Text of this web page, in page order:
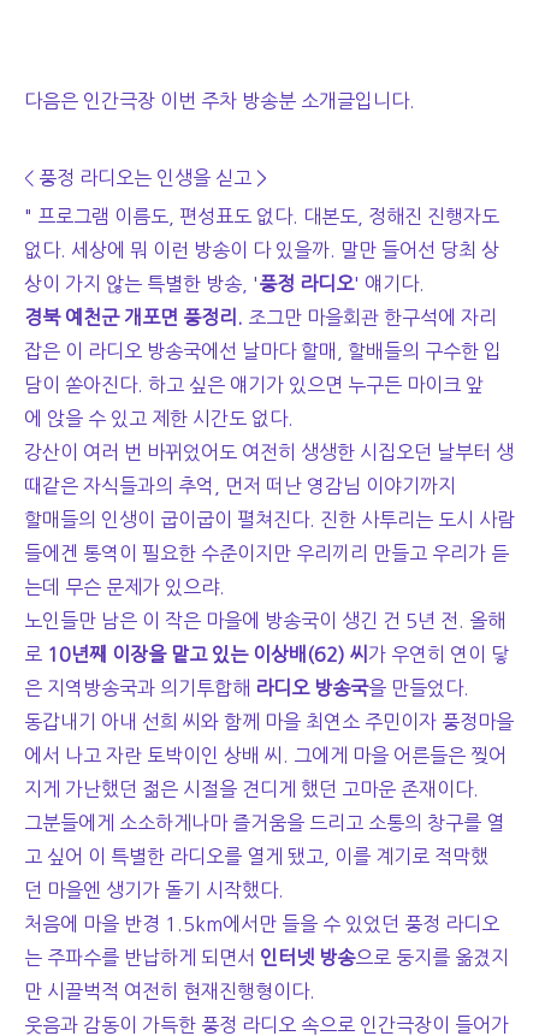
다음은 인간극장 이번 주차 방송분 소개글입니다.
< 풍정 라디오는 인생을 싣고 >
" 프로그램 이름도, 편성표도 없다. 대본도, 정해진 진행자도
없다. 세상에 뭐 이런 방송이 다 있을까. 말만 들어선 당최 상
상이 가지 않는 특별한 방송, '풍정 라디오' 얘기다.
경북 예천군 개포면 풍정리. 조그만 마을회관 한구석에 자리
잡은 이 라디오 방송국에선 날마다 할매, 할배들의 구수한 입
담이 쏟아진다. 하고 싶은 얘기가 있으면 누구든 마이크 앞
에 앉을 수 있고 제한 시간도 없다.
강산이 여러 번 바뀌었어도 여전히 생생한 시집오던 날부터 생
때같은 자식들과의 추억, 먼저 떠난 영감님 이야기까지
할매들의 인생이 굽이굽이 펼쳐진다. 진한 사투리는 도시 사람
들에겐 통역이 필요한 수준이지만 우리끼리 만들고 우리가 듣
는데 무슨 문제가 있으랴.
노인들만 남은 이 작은 마을에 방송국이 생긴 건 5년 전. 올해
로 10년째 이장을 맡고 있는 이상배(62) 씨 가 우연히 연이 닿
은 지역방송국과 의기투합해 라디오 방송국을 만들었다.
동갑내기 아내 선희 씨와 함께 마을 최연소 주민이자 풍정마을
에서 나고 자란 토박이인 상배 씨. 그에게 마을 어른들은 찢어
지게 가난했던 젊은 시절을 견디게 했던 고마운 존재이다.
그분들에게 소소하게나마 즐거움을 드리고 소통의 창구를 열
고 싶어 이 특별한 라디오를 열게 됐고, 이를 계기로 적막했
던 마을엔 생기가 돌기 시작했다.
처음에 마을 반경 1.5km에서만 들을 수 있었던 풍정 라디오
는 주파수를 반납하게 되면서 인터넷 방송으로 둥지를 옮겼지
만 시끌벅적 여전히 현재진행형이다.
웃음과 감동이 가득한 풍정 라디오 속으로 인간극장이 들어가